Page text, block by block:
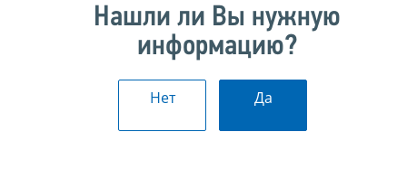
Нашли ли Вы нужную
информацию?
Нет Да